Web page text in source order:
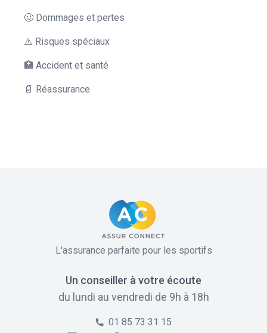
🥴 Dommages et pertes
⚠️ Risques spéciaux
🏥 Accident et santé
📄 Réassurance
L'assurance parfaite pour les sportifs
Un conseiller à votre écoute
du lundi au vendredi de 9h à 18h
01 85 73 31 15